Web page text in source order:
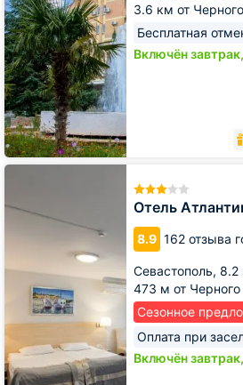
3.6 км от
Бесплатная
Включён
Отель
8.9 162 отзыва
Севастополь, 8.2
473 м от
Сезонное
Оплата при
Включён
Отель